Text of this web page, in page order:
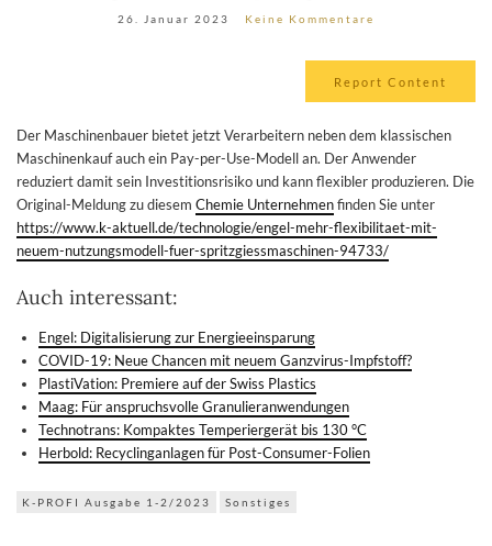
26. Januar 2023 Keine Kommentare
Report Content
Der Maschinenbauer bietet jetzt Verarbeitern neben dem klassischen
Maschinenkauf auch ein Pay-per-Use-Modell an. Der Anwender
reduziert damit sein Investitionsrisiko und kann flexibler produzieren. Die
Original-Meldung zu diesem Chemie Unternehmenfinden Sie unter
https://www.k-aktuell.de/technologie/engel-mehr-flexibilitaet-mit-
neuem-nutzungsmodell-fuer-spritzgiessmaschinen-94733/
Auch interessant:
Engel: Digitalisierung zur Energieeinsparung
COVID-19: Neue Chancen mit neuem Ganzvirus-Impfstoff?
PlastiVation: Premiere auf der Swiss Plastics
Maag: Für anspruchsvolle Granulieranwendungen
Technotrans: Kompaktes Temperiergerät bis 130 °C
Herbold: Recyclinganlagen für Post-Consumer-Folien
K-PROFI Ausgabe 1-2/2023 Sonstiges